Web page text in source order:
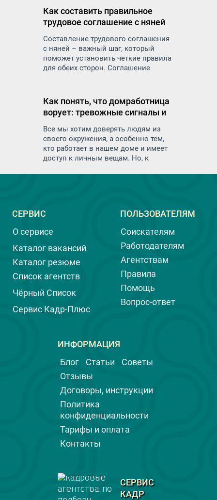
няни, домработницы, сиделки,
повара — и вы доверяете им самое
ценное: детей, пожилых родителей,
личные вещи и пространство.
Как составить правильное
трудовое соглашение с няней
Составление трудового соглашения
с няней – важный шаг, который
поможет установить четкие правила
для обеих сторон. Соглашение
минимизирует риск недоразумений
и конфликтов в будущем
Как понять, что домработница
ворует: тревожные сигналы и
меры предосторожности
Все мы хотим доверять людям из
своего окружения, а особенно тем,
кто работает в нашем доме и имеет
доступ к личным вещам. Но, к
которую многие предпочитают не
быть осведомленным и уметь
распознавать тревожные сигналы,
чтобы вовремя принять меры, а ещё
лучше, предотвратить воровство.
СЕРВИС
О сервисе
Каталог вакансий
Каталог резюме
Список агентств
Чёрный Список
Сервис Кадр-Плюс
ПОЛЬЗОВАТЕЛЯМ
Соискателям
Работодателям
Агентствам
Правила
Помощь
Вопрос-ответ
ИНФОРМАЦИЯ
Блог
Статьи
Советы
Отзывы
Договоры, инструкции
Политика
конфиденциальности
Тарифы и оплата
Контакты
СЕРВИС
КАДР